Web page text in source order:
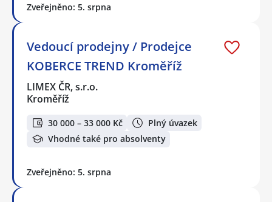
Zveřejněno: 5. srpna
Vedoucí prodejny / Prodejce
KOBERCE TREND Kroměříž
LIMEX ČR, s.r.o.
Kroměříž
30 000 – 33 000 Kč
Plný úvazek
Vhodné také pro absolventy
Zveřejněno: 5. srpna